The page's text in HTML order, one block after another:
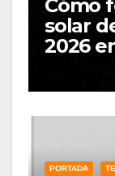
Cómo
solar
2026
PORTADA